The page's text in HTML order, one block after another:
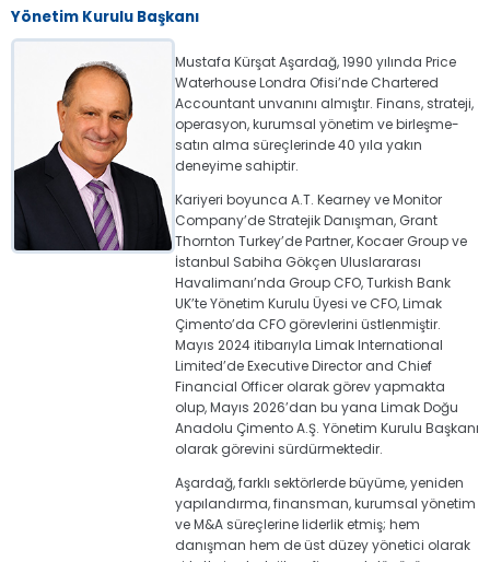
Yönetim Kurulu Başkanı
Mustafa Kürşat Aşardağ, 1990 yılında Price
Waterhouse Londra Ofisi’nde Chartered
Accountant unvanını almıştır. Finans, strateji,
operasyon, kurumsal yönetim ve birleşme-
satın alma süreçlerinde 40 yıla yakın
deneyime sahiptir.
Kariyeri boyunca A.T. Kearney ve Monitor
Company’de Stratejik Danışman, Grant
Thornton Turkey’de Partner, Kocaer Group ve
İstanbul Sabiha Gökçen Uluslararası
Havalimanı’nda Group CFO, Turkish Bank
UK’te Yönetim Kurulu Üyesi ve CFO, Limak
Çimento’da CFO görevlerini üstlenmiştir.
Mayıs 2024 itibarıyla Limak International
Limited’de Executive Director and Chief
Financial Officer olarak görev yapmakta
olup, Mayıs 2026’dan bu yana Limak Doğu
Anadolu Çimento A.Ş. Yönetim Kurulu Başkanı
olarak görevini sürdürmektedir.
Aşardağ, farklı sektörlerde büyüme, yeniden
yapılandırma, finansman, kurumsal yönetim
ve M&A süreçlerine liderlik etmiş; hem
danışman hem de üst düzey yönetici olarak